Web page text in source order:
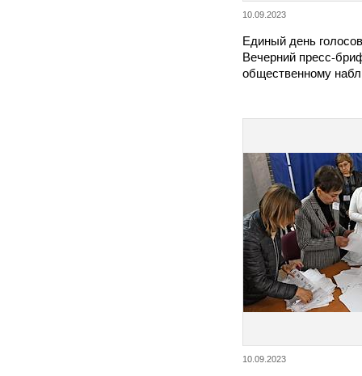
10.09.2023
Единый день
Вечерний пресс-
общественному
10.09.2023